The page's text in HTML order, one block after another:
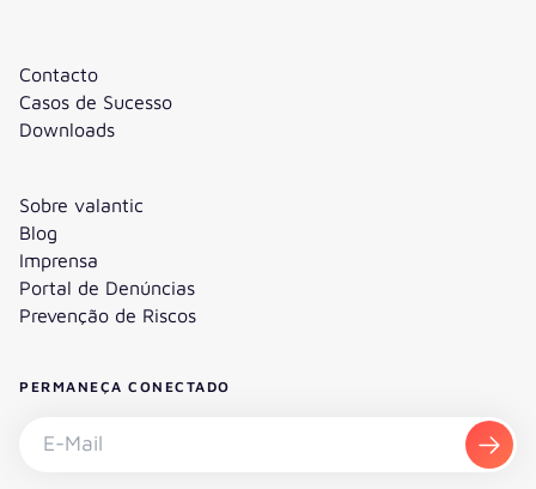
Contacto
Casos de Sucesso
Downloads
Sobre valantic
Blog
Imprensa
Portal de Denúncias
Prevenção de Riscos
PERMANEÇA CONECTADO